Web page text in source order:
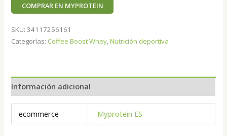
COMPRAR EN MYPROTEIN
SKU:34117256161
Categorías: Coffee Boost Whey,Nutrición deportiva
Información adicional
ecommerce Myprotein ES